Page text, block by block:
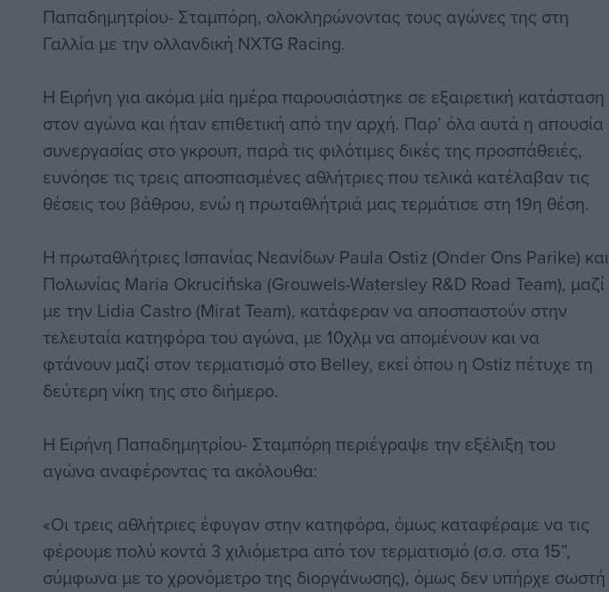
Παπαδημητρίου- Σταμπόρη, ολοκληρώνοντας τους αγώνες της στη
Γαλλία με την ολλανδική NXTG Racing.
Η Ειρήνη για ακόμα μία ημέρα παρουσιάστηκε σε εξαιρετική κατάσταση
στον αγώνα και ήταν επιθετική από την αρχή. Παρ’ όλα αυτά η απουσία
συνεργασίας στο γκρουπ, παρά τις φιλότιμες δικές της προσπάθειές,
ευνόησε τις τρεις αποσπασμένες αθλήτριες που τελικά κατέλαβαν τις
θέσεις του βάθρου, ενώ η πρωταθλήτριά μας τερμάτισε στη 19η θέση.
Η πρωταθλήτριες Ισπανίας Νεανίδων Paula Ostiz (Onder Ons Parike) και
Πολωνίας Maria Okrucińska (Grouwels-Watersley R&D Road Team), μαζί
με την Lidia Castro (Mirat Team), κατάφεραν να αποσπαστούν στην
τελευταία κατηφόρα του αγώνα, με 10χλμ να απομένουν και να
φτάνουν μαζί στον τερματισμό στο Belley, εκεί όπου η Ostiz πέτυχε τη
δεύτερη νίκη της στο διήμερο.
Η Ειρήνη Παπαδημητρίου- Σταμπόρη περιέγραψε την εξέλιξη του
αγώνα αναφέροντας τα ακόλουθα:
«Οι τρεις αθλήτριες έφυγαν στην κατηφόρα, όμως καταφέραμε να τις
φέρουμε πολύ κοντά 3 χιλιόμετρα από τον τερματισμό (σ.σ. στα 15”,
σύμφωνα με το χρονόμετρο της διοργάνωσης), όμως δεν υπήρχε σωστή